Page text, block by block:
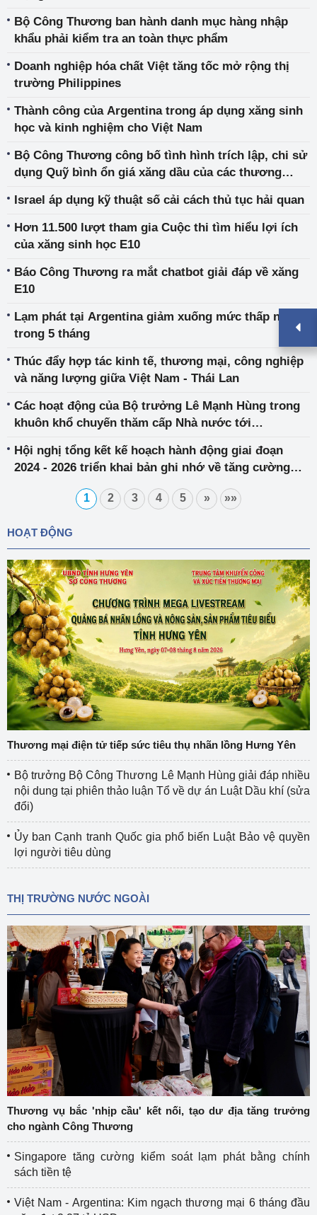
Bộ Công Thương ban hành danh mục hàng nhập
khẩu phải kiểm tra an toàn thực phẩm
Doanh nghiệp hóa chất Việt tăng tốc mở rộng thị
trường Philippines
Thành công của Argentina trong áp dụng xăng sinh
học và kinh nghiệm cho Việt Nam
Bộ Công Thương công bố tình hình trích lập, chi sử
dụng Quỹ bình ổn giá xăng dầu của các thương
Israel áp dụng kỹ thuật số cải cách thủ tục hải quan
Hơn 11.500 lượt tham gia Cuộc thi tìm hiểu lợi ích
của xăng sinh học E10
Báo Công Thương ra mắt chatbot giải đáp về xăng
E10
Lạm phát tại Argentina giảm xuống mức thấp nhất
trong 5 tháng
Thúc đẩy hợp tác kinh tế, thương mại, công nghiệp
và năng lượng giữa Việt Nam - Thái Lan
Các hoạt động của Bộ trưởng Lê Mạnh Hùng trong
khuôn khổ chuyến thăm cấp Nhà nước tới
Hội nghị tổng kết kế hoạch hành động giai đoạn
2024 - 2026 triển khai bản ghi nhớ về tăng cường
(Quảng Tây) 1 2 3 4 5 » »»
HOẠT ĐỘNG
Thương mại điện tử tiếp sức tiêu thụ nhãn lồng Hưng Yên
Bộ trưởng Bộ Công Thương Lê Mạnh Hùng giải đáp nhiều
nội dung tại phiên thảo luận Tổ về dự án Luật Dầu khí (sửa
đổi)
Ủy ban Cạnh tranh Quốc gia phổ biến Luật Bảo vệ quyền
lợi người tiêu dùng
THỊ TRƯỜNG NƯỚC NGOÀI
Thương vụ bắc 'nhịp cầu' kết nối, tạo dư địa tăng trưởng
cho ngành Công Thương
Singapore tăng cường kiểm soát lạm phát bằng chính
sách tiền tệ
Việt Nam - Argentina: Kim ngạch thương mại 6 tháng đầu